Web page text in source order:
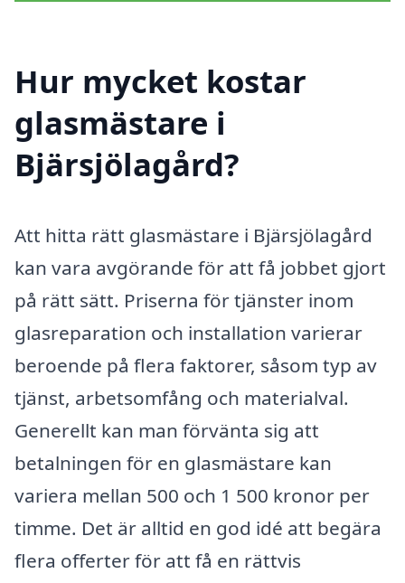
Hur mycket kostar
glasmästare i
Bjärsjölagård?
Att hitta rätt glasmästare i Bjärsjölagård
kan vara avgörande för att få jobbet gjort
på rätt sätt. Priserna för tjänster inom
glasreparation och installation varierar
beroende på flera faktorer, såsom typ av
tjänst, arbetsomfång och materialval.
Generellt kan man förvänta sig att
betalningen för en glasmästare kan
variera mellan 500 och 1 500 kronor per
timme. Det är alltid en god idé att begära
flera offerter för att få en rättvis